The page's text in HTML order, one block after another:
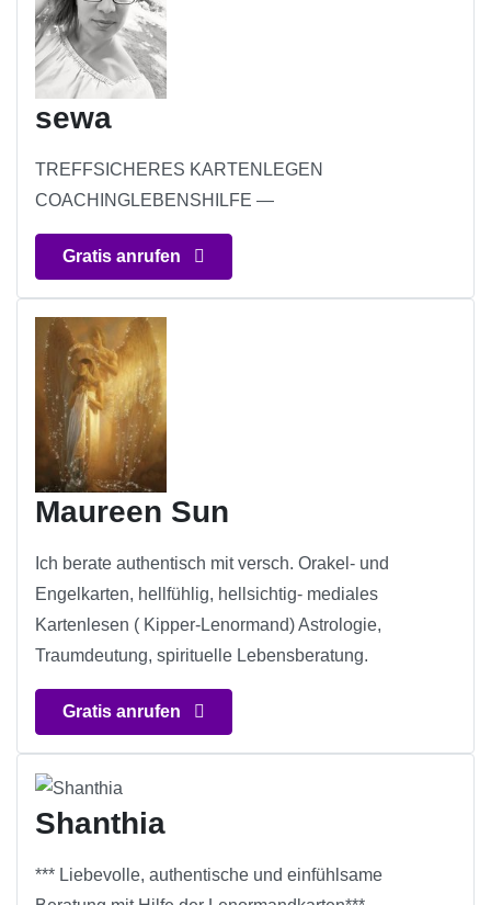
sewa
TREFFSICHERES KARTENLEGEN
COACHINGLEBENSHILFE —
Gratis anrufen
Maureen Sun
Ich berate authentisch mit versch. Orakel- und
Engelkarten, hellfühlig, hellsichtig- mediales
Kartenlesen ( Kipper-Lenormand) Astrologie,
Traumdeutung, spirituelle Lebensberatung.
Gratis anrufen
Shanthia
*** Liebevolle, authentische und einfühlsame